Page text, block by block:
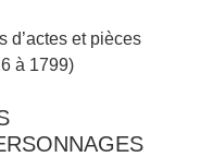
d’actes et pièces
à 1799)